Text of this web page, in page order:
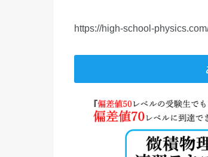
https://high-school-